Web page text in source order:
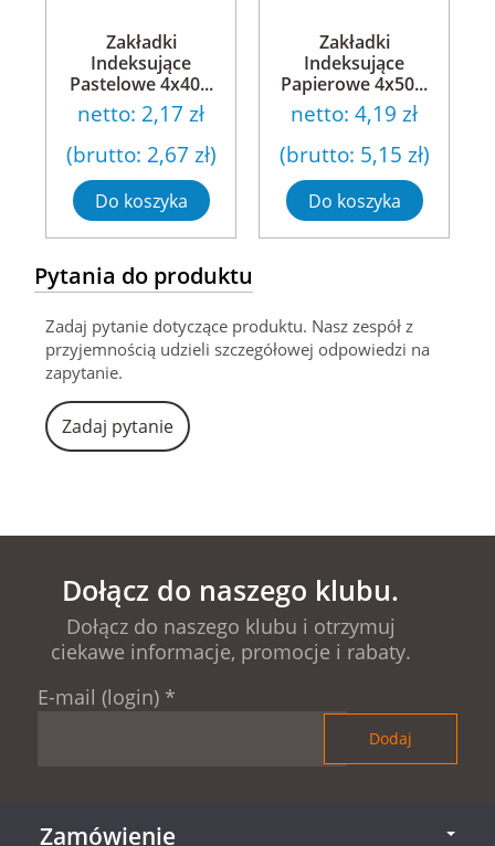
Zakładki
Indeksujące
Pastelowe 4x40...
netto: 2,17 zł
(brutto: 2,67 zł)
Do koszyka
Zakładki
Indeksujące
Papierowe 4x50...
netto: 4,19 zł
(brutto: 5,15 zł)
Do koszyka
Pytania do produktu
Zadaj pytanie dotyczące produktu. Nasz zespół z
przyjemnością udzieli szczegółowej odpowiedzi na
zapytanie.
Zadaj pytanie
Dołącz do naszego klubu.
Dołącz do naszego klubu i otrzymuj
ciekawe informacje, promocje i rabaty.
E-mail (login) *
Zamówienie